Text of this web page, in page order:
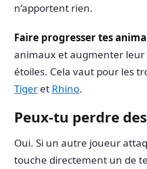
n’apportent rien.
Faire progresser tes
animaux et augmenter
étoiles. Cela vaut pour les
Tiger et Rhino.
Peux-tu perdre
Oui. Si un autre joueur
touche directement un de